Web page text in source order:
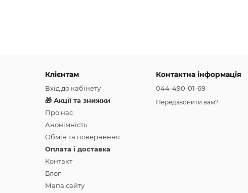
Клієнтам
Вхід до кабінету
🎁 Акції та знижки
Про нас
Анонімність
Обмін та повернення
Оплата і доставка
Контакт
Блог
Мапа сайту
Контактна інформація
044-490-01-69
Передзвонити вам?